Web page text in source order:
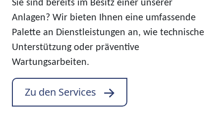
Sie sind bereits im Besitz einer unserer
Anlagen? Wir bieten Ihnen eine umfassende
Palette an Dienstleistungen an, wie technische
Unterstützung oder präventive
Wartungsarbeiten.
Zu den Services